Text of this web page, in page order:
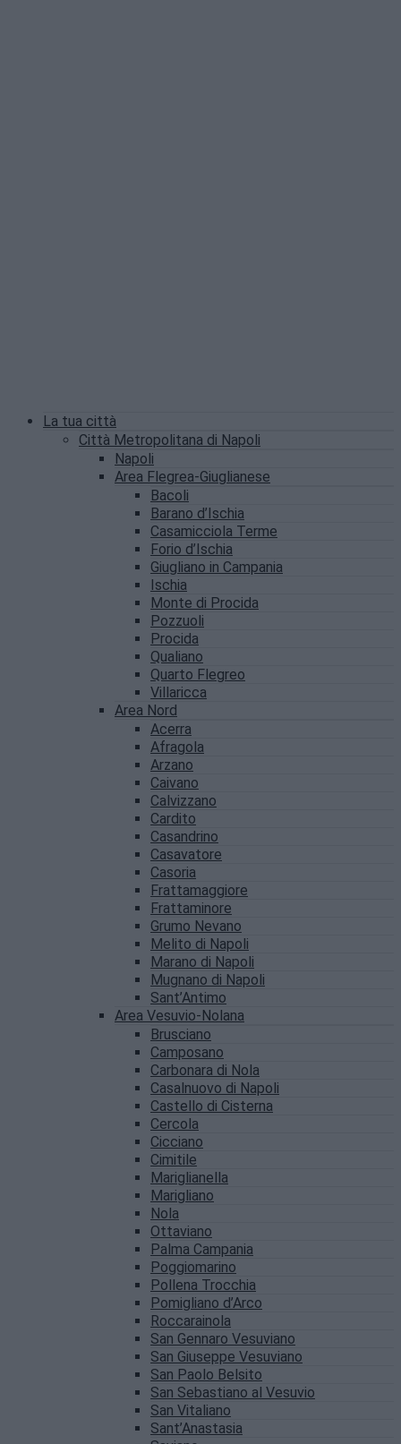
La tua città
Città Metropolitana di Napoli
Napoli
Area Flegrea-Giuglianese
Bacoli
Barano d’Ischia
Casamicciola Terme
Forio d’Ischia
Giugliano in Campania
Ischia
Monte di Procida
Pozzuoli
Procida
Qualiano
Quarto Flegreo
Villaricca
Area Nord
Acerra
Afragola
Arzano
Caivano
Calvizzano
Cardito
Casandrino
Casavatore
Casoria
Frattamaggiore
Frattaminore
Grumo Nevano
Melito di Napoli
Marano di Napoli
Mugnano di Napoli
Sant’Antimo
Area Vesuvio-Nolana
Brusciano
Camposano
Carbonara di Nola
Casalnuovo di Napoli
Castello di Cisterna
Cercola
Cicciano
Cimitile
Mariglianella
Marigliano
Nola
Ottaviano
Palma Campania
Poggiomarino
Pollena Trocchia
Pomigliano d’Arco
Roccarainola
San Gennaro Vesuviano
San Giuseppe Vesuviano
San Paolo Belsito
San Sebastiano al Vesuvio
San Vitaliano
Sant’Anastasia